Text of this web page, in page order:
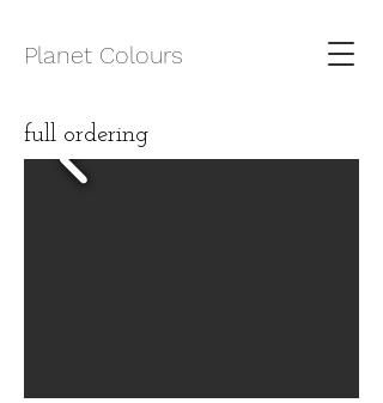
​Planet Colours
full ordering